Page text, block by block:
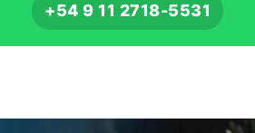
+54 9 11 2718-5531